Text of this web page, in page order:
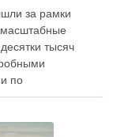
за рамки
тысяч
по
изданий,
новые